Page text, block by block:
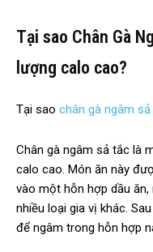
Tại sao Chân Gà
lượng calo cao?
Tại sao chân gà ngâm
Chân gà ngâm sả tắc là
calo cao. Món ăn này
vào một hỗn hợp dầu
nhiều loại gia vị khác.
để ngâm trong hỗn hợp